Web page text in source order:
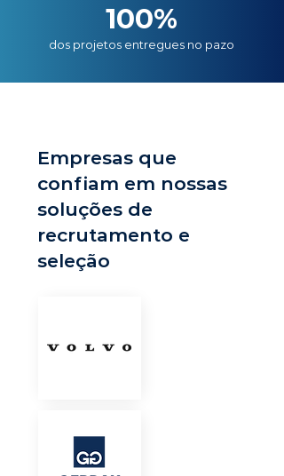
100%
dos projetos entregues no pazo
Empresas que
confiam em nossas
soluções de
recrutamento e
seleção